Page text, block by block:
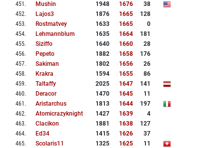
451 . Mushin 1948 1676
38
452. Lajos3 1876 1665
128
453. Rostmatvey 1633 1665
0
454. Lehmannblum 1635 1664
181
455. Siziffo 1640 1660
28
456. Pepeto 1882 1658
176
457. Sakiman 1802 1656
26
458. Krakra 1594 1655
86
459. Taltaffy 2025 1647
141
460. Deracor 1470 1645
11
461 . Aristarchus 1813 1644
197
462. Atomicrazyknight 1427 1639
4
463. Clacikon 1881 1638
127
464. Ed34 1415 1626
37
465. Scolaris11 1325 1625
11